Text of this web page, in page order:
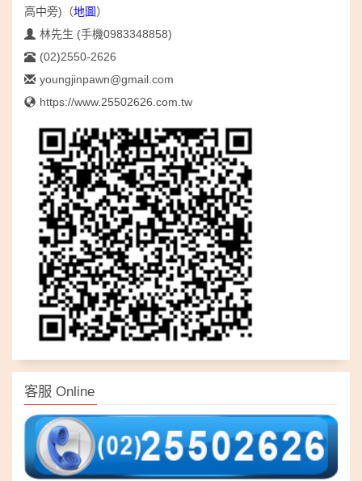
高中旁) （地圖）
林先生 (手機0983348858)
(02)2550-2626
youngjinpawn@gmail.com
https://www.25502626.com.tw
客服 Online